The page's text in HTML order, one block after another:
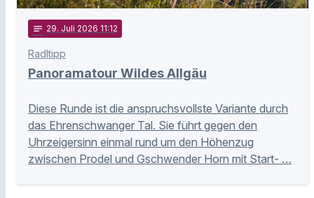
notes 29. Juli 2026 11:12
Radltipp
Panoramatour Wildes Allgäu
Diese Runde ist die anspruchsvollste Variante durch
das Ehrenschwanger Tal. Sie führt gegen den
Uhrzeigersinn einmal rund um den Höhenzug
zwischen Prodel und Gschwender Horn mit Start- …